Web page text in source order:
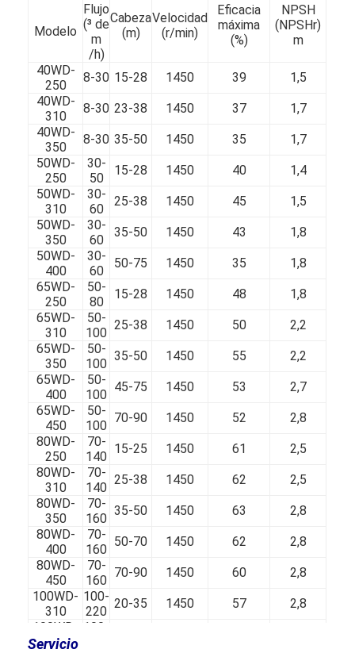
Modelo
Flujo
(³ de
m
/h)
Cabeza
(m)
Velocidad
(r/min)
Eficacia
máxima
(%)
NPSH
(NPSHr)
m
40WD-
250
8-30 15-28 1450 39
1,5
40WD-
310
8-30 23-38 1450 37
1,7
40WD-
350
8-30 35-50 1450 35
1,7
50WD-
250
30-
50
15-28 1450 40
1,4
50WD-
310
30-
60
25-38 1450 45
1,5
50WD-
350
30-
60
35-50 1450 43
1,8
50WD-
400
30-
60
50-75 1450 35
1,8
65WD-
250
50-
80
15-28 1450 48
1,8
65WD-
310
50-
100
25-38 1450 50
2,2
65WD-
350
50-
100
35-50 1450 55
2,2
65WD-
400
50-
100
45-75 1450 53
2,7
65WD-
450
50-
100
70-90 1450 52
2,8
80WD-
250
70-
140
15-25 1450 61
2,5
80WD-
310
70-
140
25-38 1450 62
2,5
80WD-
350
70-
160
35-50 1450 63
2,8
80WD-
400
70-
160
50-70 1450 62
2,8
80WD-
450
70-
160
70-90 1450 60
2,8
100WD-
310
100-
220
20-35 1450 57
2,8
100WD-
350
100-
Servicio